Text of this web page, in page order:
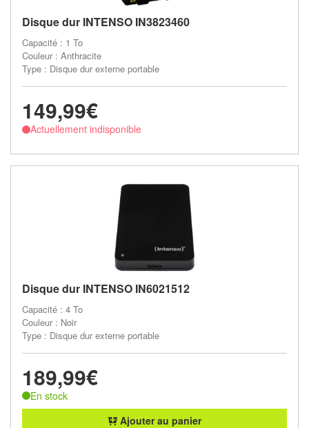
Disque dur INTENSO IN3823460
Capacité : 1 To
Couleur : Anthracite
Type : Disque dur externe portable
149,99€
Actuellement indisponible
Disque dur INTENSO IN6021512
Capacité : 4 To
Couleur : Noir
Type : Disque dur externe portable
189,99€
En stock
Ajouter au panier